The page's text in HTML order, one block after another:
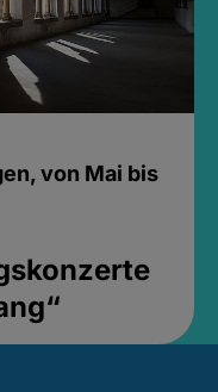
von Mai bis